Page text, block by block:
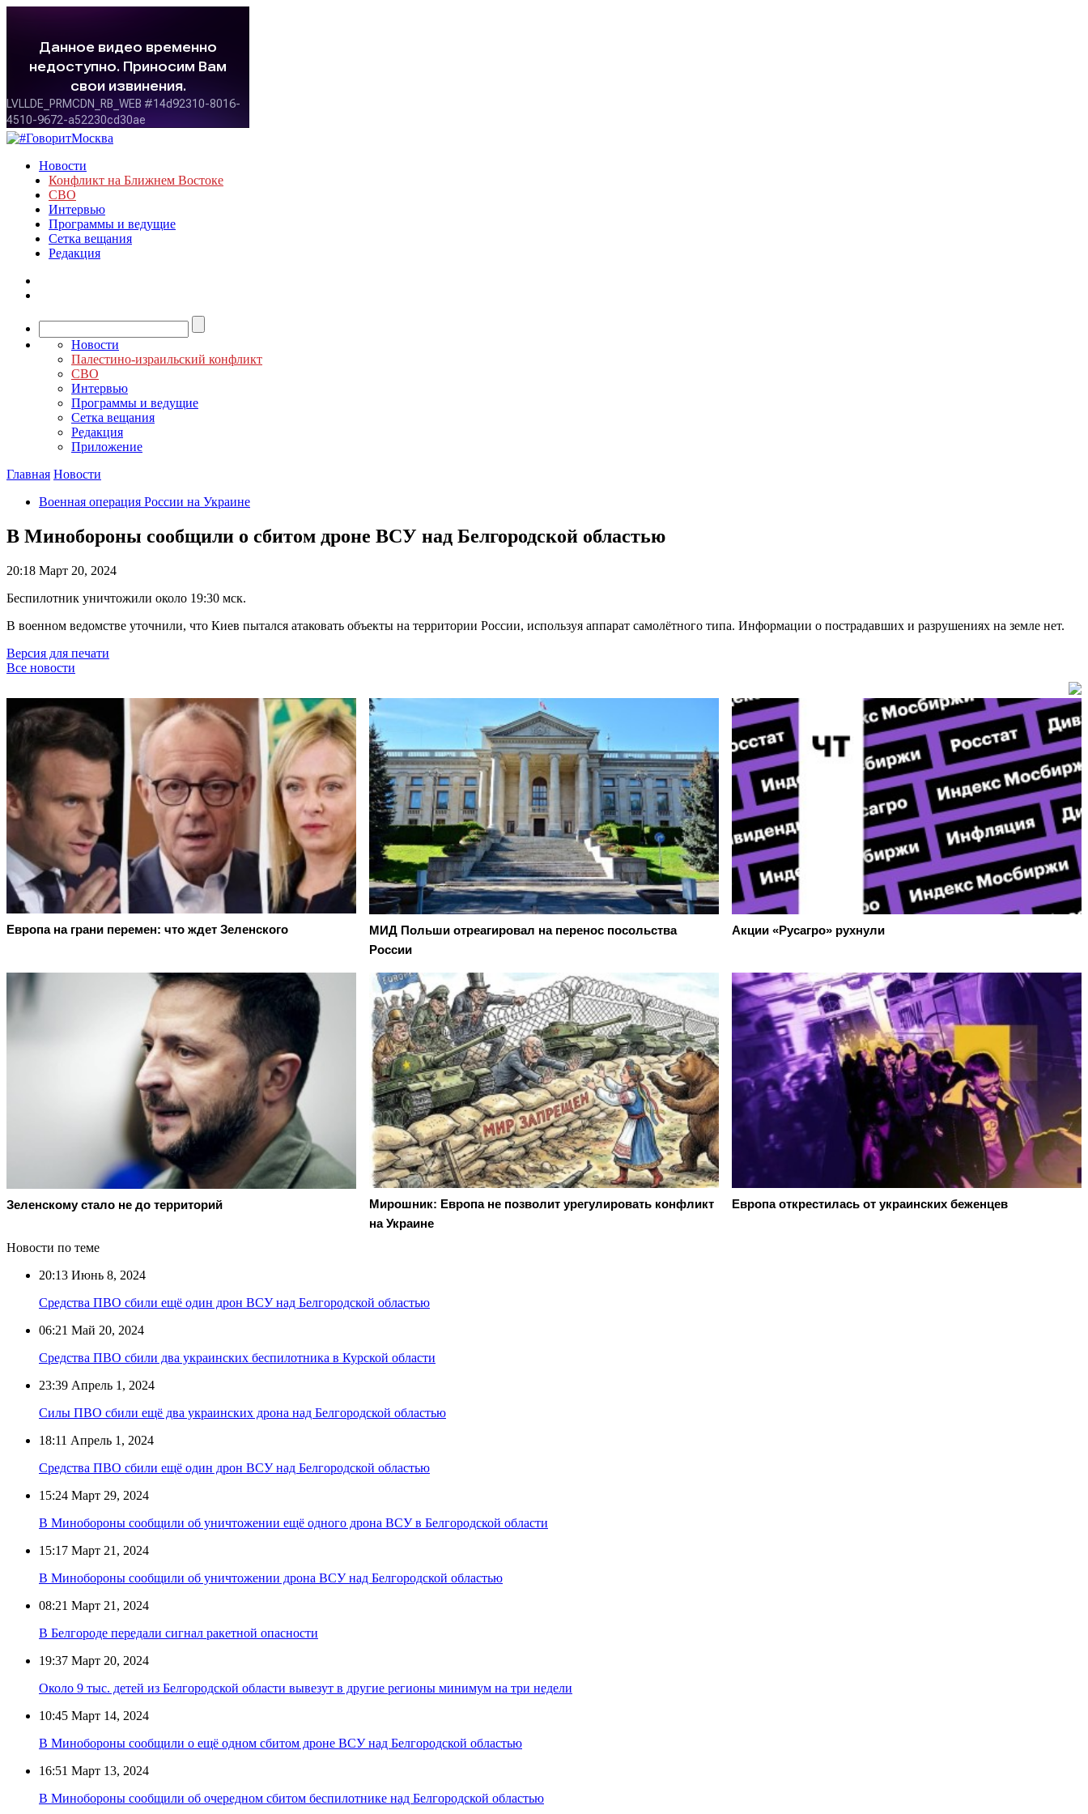
Новости
Конфликт на Ближнем Востоке
СВО
Интервью
Программы и ведущие
Сетка вещания
Редакция
Новости
Палестино-израильский конфликт
СВО
Интервью
Программы и ведущие
Сетка вещания
Редакция
Приложение
Главная Новости
Военная операция России на Украине
В Минобороны сообщили о сбитом дроне ВСУ над Белгородской областью
20:18 Март 20, 2024
Беспилотник уничтожили около 19:30 мск.
В военном ведомстве уточнили, что Киев пытался атаковать объекты на территории России, используя аппарат самолётного типа. Информации о пострадавших и разрушениях на земле нет.
Версия для печати
Все новости
Европа на грани перемен: что ждет Зеленского
МИД Польши отреагировал на перенос посольства
России
Акции «Русагро» рухнули
Зеленскому стало не до территорий
Мирошник: Европа не позволит урегулировать конфликт
на Украине
Европа открестилась от украинских беженцев
Новости по теме
20:13 Июнь 8, 2024
Средства ПВО сбили ещё один дрон ВСУ над Белгородской областью
06:21 Май 20, 2024
Средства ПВО сбили два украинских беспилотника в Курской области
23:39 Апрель 1, 2024
Силы ПВО сбили ещё два украинских дрона над Белгородской областью
18:11 Апрель 1, 2024
Средства ПВО сбили ещё один дрон ВСУ над Белгородской областью
15:24 Март 29, 2024
В Минобороны сообщили об уничтожении ещё одного дрона ВСУ в Белгородской области
15:17 Март 21, 2024
В Минобороны сообщили об уничтожении дрона ВСУ над Белгородской областью
08:21 Март 21, 2024
В Белгороде передали сигнал ракетной опасности
19:37 Март 20, 2024
Около 9 тыс. детей из Белгородской области вывезут в другие регионы минимум на три недели
10:45 Март 14, 2024
В Минобороны сообщили о ещё одном сбитом дроне ВСУ над Белгородской областью
16:51 Март 13, 2024
В Минобороны сообщили об очередном сбитом беспилотнике над Белгородской областью